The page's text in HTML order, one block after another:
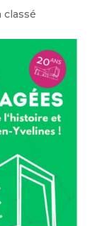
classé